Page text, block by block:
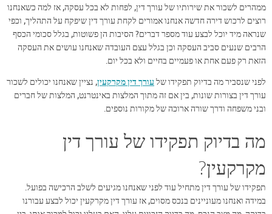
ממהרים לשכור את שירותיו של עורך דין, לפחות לא בכל עסקה, אז למה כשאנחנו
רוצים לרכוש דירה חדשה אנחנו אמורים לקחת עורך דין שיפקח על התהליך, וכפי
שנראה מיד יוכל לבצע עוד מספר דברים? הסיבות הן פשוטות, בגלל סכומי הכסף
הרבים שנעים סביב העסקה וכן בגלל עצם העובדה שאנחנו עושים את העסקה
הזאת רק פעם אחת או פעמיים בחיים ולא בכל יום.
לפני שנסביר מה בדיוק תפקידו של עורך דין מקרקעין, נציין שאנחנו יכולים לשכור
עורך דין בצורות שונות, בין אם זה מתוך המלצות באינטרנט, המלצות של חברים
ובני משפחה ודרך שורה ארוכה של מקורות נוספים.
מה בדיוק תפקידו של עורך דין
מקרקעין?
תפקידו של עורך דין מתחיל עוד לפני שאנחנו מגיעים לשלב הרכישה בפועל.
במידה ואנחנו מעוניינים בנכס מסוים, אז עורך דין מקרקעין יכול לבצע עבורנו